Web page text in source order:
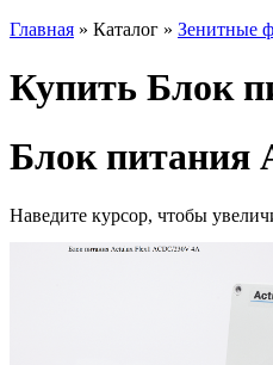
Главная » Каталог » Зенитные
Купить Блок
Блок питания
Наведите курсор, чтобы